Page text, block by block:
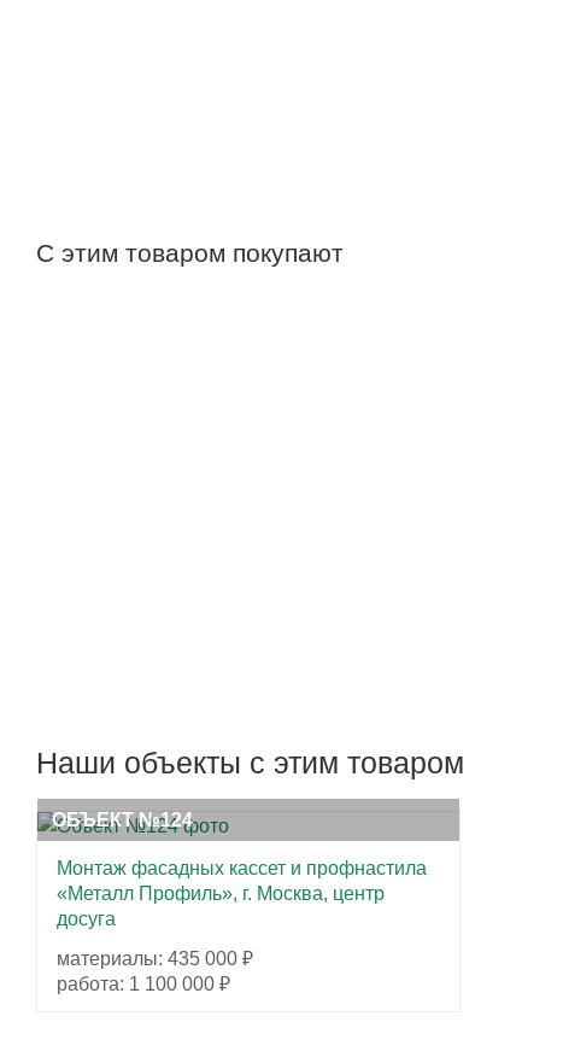
С этим товаром покупают
Наши объекты с этим товаром
ОБЪЕКТ №124
Монтаж фасадных кассет и профнастила
«Металл Профиль», г. Москва, центр
досуга
материалы: 435 000 ₽
работа: 1 100 000 ₽